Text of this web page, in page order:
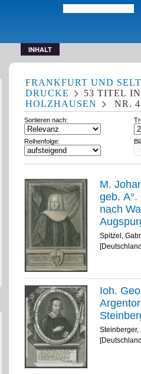
INHALT
FRANKFURT UND
DRUCKE
53 TITEL
HOLZHAUSEN
NR.
Sortieren nach:
Reihenfolge:
M.
geb.
nach
Gabriel
Thelot
Spitzel,
Ioh.